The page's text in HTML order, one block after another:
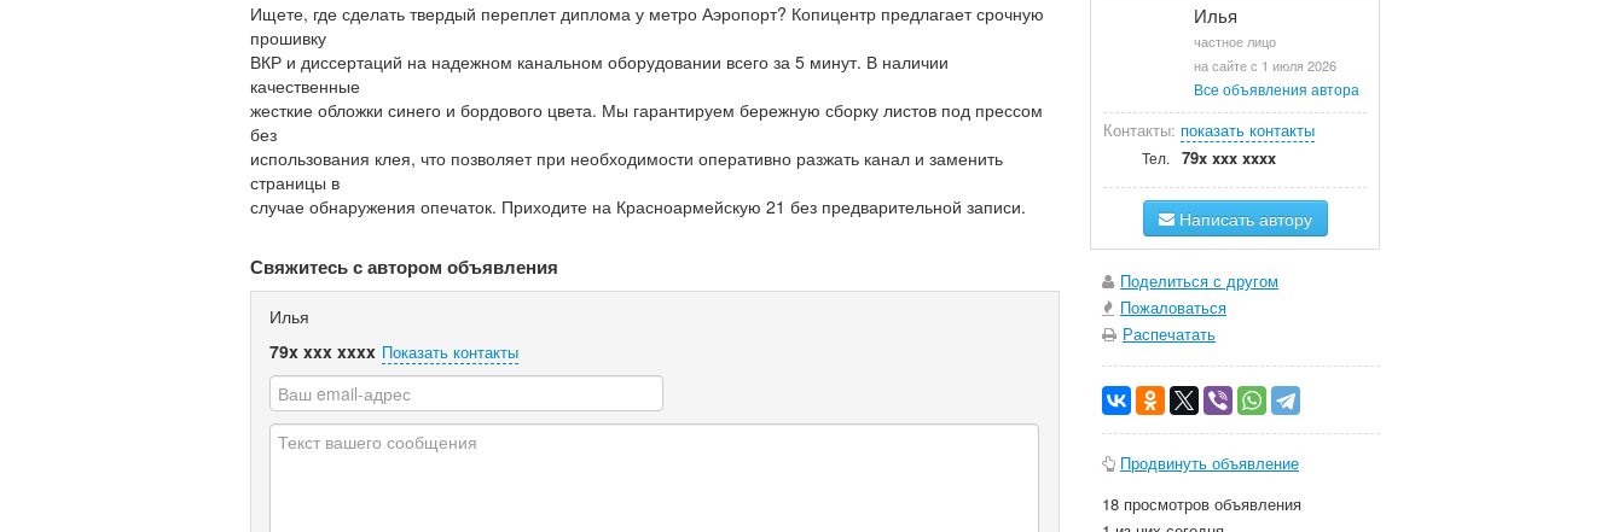
Ищете, где сделать твердый переплет диплома у метро Аэропорт? Копицентр предлагает срочную
прошивку
ВКР и диссертаций на надежном канальном оборудовании всего за 5 минут. В наличии
качественные
жесткие обложки синего и бордового цвета. Мы гарантируем бережную сборку листов под прессом
без
использования клея, что позволяет при необходимости оперативно разжать канал и заменить
страницы в
случае обнаружения опечаток. Приходите на Красноармейскую 21 без предварительной записи.
Свяжитесь с автором объявления
Илья
79x xxx xxxx Показать контакты
Илья
частное лицо
на сайте с 1 июля 2026
Все объявления автора
Контакты: показать контакты
Тел. 79x xxx xxxx
Написать автору
Поделиться с другом
Пожаловаться
Распечатать
Продвинуть объявление
18 просмотров объявления